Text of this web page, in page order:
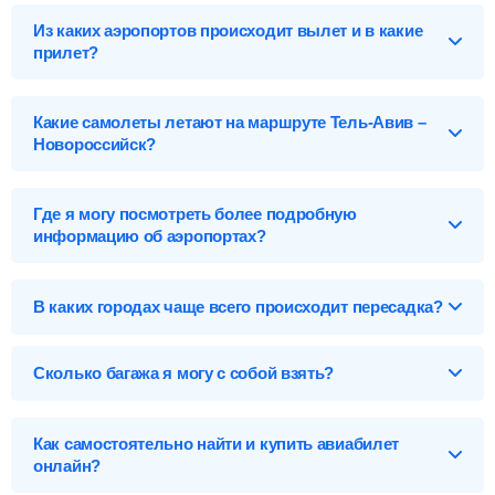
Из каких аэропортов происходит вылет и в какие
прилет?
Тель-Авив (TLV), Израиль
Сде-Дов-SDV
Бен-Гурион-TLV
Новороссийск (NOI), Россия
Новороссийск-NOI
Какие самолеты летают на маршруте Тель-Авив –
Новороссийск?
Найти билеты
Где я могу посмотреть более подробную
информацию об аэропортах?
В каких городах чаще всего происходит пересадка?
пересадкой. Воспользуйтесь прямыми рейсами в
Новороссийск.
Сколько багажа я могу с собой взять?
Как самостоятельно найти и купить авиабилет
онлайн?